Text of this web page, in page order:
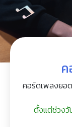
คอร์ดเพลงยอ
ตั้งแต่ช่วง